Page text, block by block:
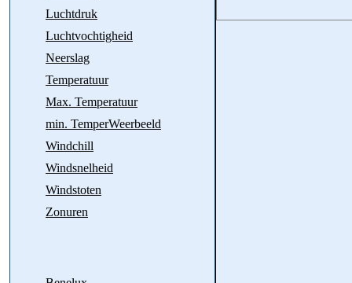
Luchtdruk
Luchtvochtigheid
Neerslag
Temperatuur
Max. Temperatuur
min. TemperWeerbeeld
Windchill
Windsnelheid
Windstoten
Zonuren